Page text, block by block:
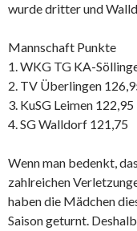
wurde dritter und
Mannschaft Punkte
1. WKG TG KA-
2. TV Überlingen
3. KuSG Leimen 122,95
4. SG Walldorf 121,75
Wenn man bedenkt,
zahlreichen
haben die Mädchen
Saison geturnt.